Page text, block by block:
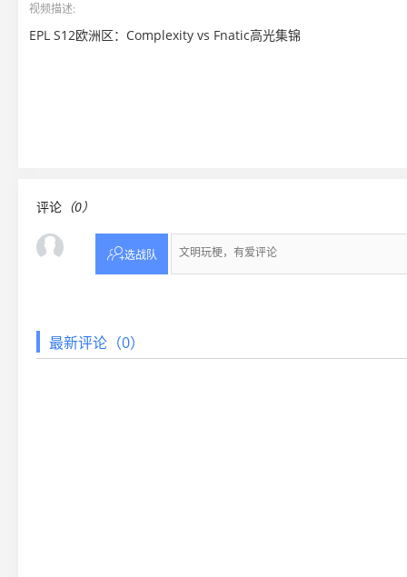
视频描述:
EPL S12欧洲区：Complexity vs Fnatic高光集锦
评论 （0）
选战队
最新评论（0）